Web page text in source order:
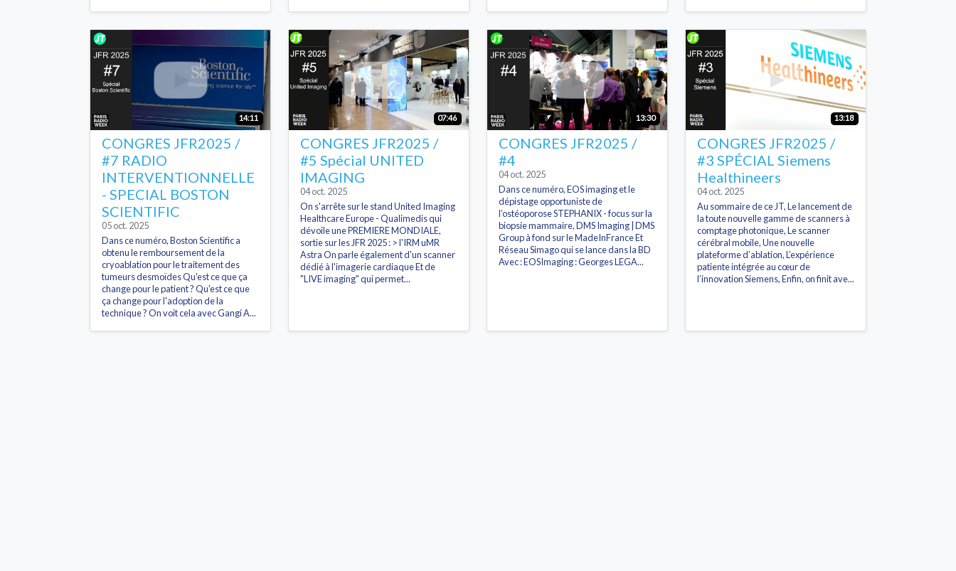
14:11
CONGRES JFR2025 /
#7 RADIO
INTERVENTIONNELLE
- SPECIAL BOSTON
SCIENTIFIC
05 oct. 2025
Dans ce numéro, Boston Scientific a
obtenu le remboursement de la
cryoablation pour le traitement des
tumeurs desmoïdes Qu'est ce que ça
change pour le patient ? Qu'est ce que
ça change pour l'adoption de la
technique ? On voit cela avec Gangi A...
07:46
CONGRES JFR2025 /
#5 Spécial UNITED
IMAGING
04 oct. 2025
On s'arrête sur le stand United Imaging
Healthcare Europe - Qualimedis qui
dévoile une PREMIERE MONDIALE,
sortie sur les JFR 2025 : > l'IRM uMR
Astra On parle également d'un scanner
dédié à l'imagerie cardiaque Et de
"LIVE imaging" qui permet...
13:30
CONGRES JFR2025 /
#4
04 oct. 2025
Dans ce numéro, EOS imaging et le
dépistage opportuniste de
l’ostéoporose STEPHANIX - focus sur la
biopsie mammaire, DMS Imaging | DMS
Group à fond sur le MadeInFrance Et
Réseau Simago qui se lance dans la BD
Avec : EOSImaging : Georges LEGA...
13:18
CONGRES JFR2025 /
#3 SPÉCIAL Siemens
Healthineers
04 oct. 2025
Au sommaire de ce JT, Le lancement de
la toute nouvelle gamme de scanners à
comptage photonique, Le scanner
cérébral mobile, Une nouvelle
plateforme d’ablation, L’expérience
patiente intégrée au cœur de
l’innovation Siemens, Enfin, on finit ave...